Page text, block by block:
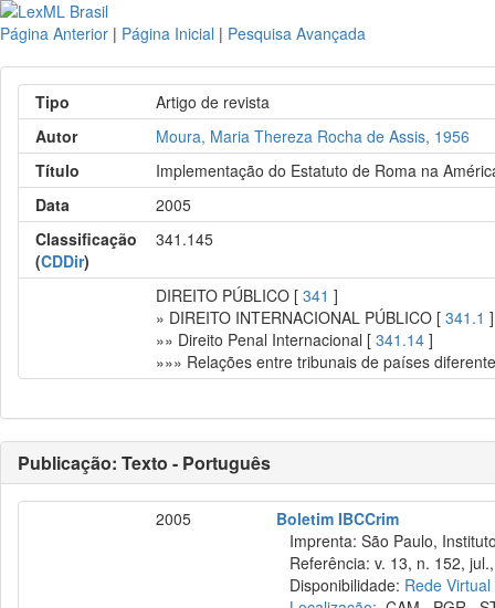
Página Anterior | Página Inicial | Pesquisa Avançada
Tipo
Artigo de revista
Autor
Moura, Maria Thereza Rocha de Assis, 1956
Título
Implementação do Estatuto de Roma na
Data
2005
Classificação
(CDDir)
341.145
DIREITO PÚBLICO [341 ]
» DIREITO INTERNACIONAL PÚBLICO [341.1 ]
»» Direito Penal Internacional [341.14 ]
»»» Relações entre tribunais de países
Publicação: Texto - Português
2005
Boletim IBCCrim
Imprenta: São Paulo,
Referência: v. 13, n. 152,
Disponibilidade: Rede